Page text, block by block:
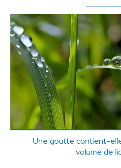
Une goutte contient-
volume de